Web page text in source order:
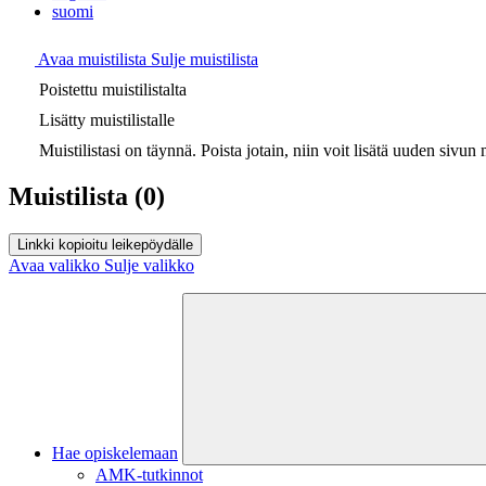
suomi
Avaa muistilista Sulje muistilista
Poistettu muistilistalta
Lisätty muistilistalle
Muistilistasi on täynnä. Poista jotain, niin voit lisätä uuden sivun
Muistilista (0)
Linkki kopioitu leikepöydälle
Avaa valikko Sulje valikko
Hae opiskelemaan
AMK-tutkinnot